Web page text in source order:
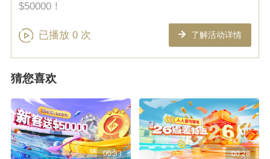
$50000！
已播放0 次 了解活动详情
猜您喜欢
00:33 00:28